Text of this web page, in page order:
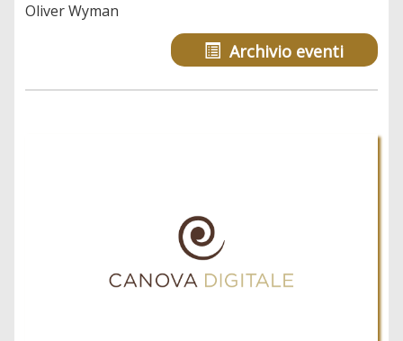
Oliver Wyman
Archivio eventi